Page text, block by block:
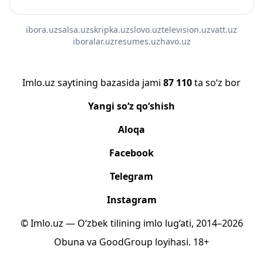
ibora.uzsalsa.uzskripka.uzslovo.uztelevision.uzvatt.uz
iboralar.uzresumes.uzhavo.uz
Imlo.uz saytining bazasida jami 87 110ta so‘z bor
Yangi so‘z qo‘shish
Aloqa
Facebook
Telegram
Instagram
© Imlo.uz — O‘zbek tilining imlo lug‘ati, 2014–2026
Obuna va GoodGroup loyihasi. 18+